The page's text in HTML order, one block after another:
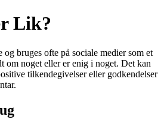
Lik?
bruges ofte på sociale medier som et
om noget eller er enig i noget. Det kan
tilkendegivelser eller godkendelser